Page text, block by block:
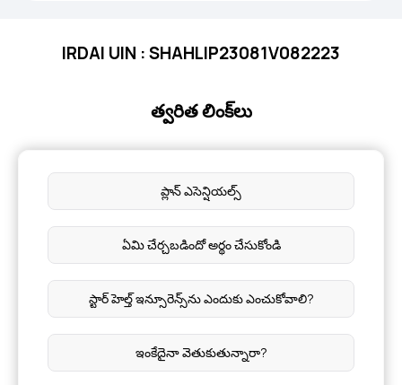
IRDAI UIN : SHAHLIP23081V082223
త్వరిత లింక్‌లు
ప్లాన్ ఎసెన్షియల్స్
ఏమి చేర్చబడిందో అర్థం చేసుకోండి
స్టార్ హెల్త్ ఇన్సూరెన్స్‌ను ఎందుకు ఎంచుకోవాలి?
ఇంకేదైనా వెతుకుతున్నారా?